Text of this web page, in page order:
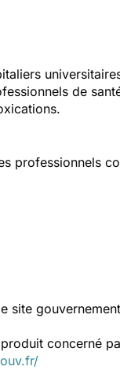
de
professionnels
site
concerné